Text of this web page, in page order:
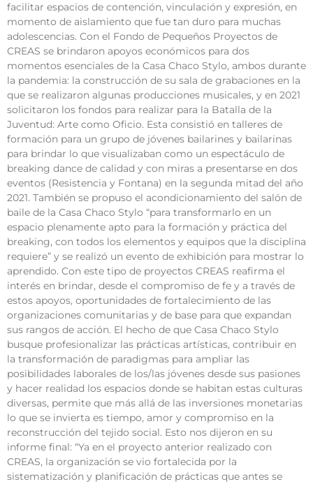
facilitar espacios de contención, vinculación y expresión, en
momento de aislamiento que fue tan duro para muchas
adolescencias. Con el Fondo de Pequeños Proyectos de
CREAS se brindaron apoyos económicos para dos
momentos esenciales de la Casa Chaco Stylo, ambos durante
la pandemia: la construcción de su sala de grabaciones en la
que se realizaron algunas producciones musicales, y en 2021
solicitaron los fondos para realizar para la Batalla de la
Juventud: Arte como Oficio. Esta consistió en talleres de
formación para un grupo de jóvenes bailarines y bailarinas
para brindar lo que visualizaban como un espectáculo de
breaking dance de calidad y con miras a presentarse en dos
eventos (Resistencia y Fontana) en la segunda mitad del año
2021. También se propuso el acondicionamiento del salón de
baile de la Casa Chaco Stylo “para transformarlo en un
espacio plenamente apto para la formación y práctica del
breaking, con todos los elementos y equipos que la disciplina
requiere” y se realizó un evento de exhibición para mostrar lo
aprendido. Con este tipo de proyectos CREAS reafirma el
interés en brindar, desde el compromiso de fe y a través de
estos apoyos, oportunidades de fortalecimiento de las
organizaciones comunitarias y de base para que expandan
sus rangos de acción. El hecho de que Casa Chaco Stylo
busque profesionalizar las prácticas artísticas, contribuir en
la transformación de paradigmas para ampliar las
posibilidades laborales de los/las jóvenes desde sus pasiones
y hacer realidad los espacios donde se habitan estas culturas
diversas, permite que más allá de las inversiones monetarias
lo que se invierta es tiempo, amor y compromiso en la
reconstrucción del tejido social. Esto nos dijeron en su
informe final: “Ya en el proyecto anterior realizado con
CREAS, la organización se vio fortalecida por la
sistematización y planificación de prácticas que antes se